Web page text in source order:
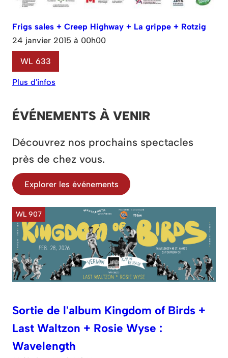
Frigs sales + Creep Highway + La grippe + Rotzig
24 janvier 2015 à 00h00
WL 633
Plus d'infos
ÉVÉNEMENTS À VENIR
Découvrez nos prochains spectacles
près de chez vous.
Explorer les événements
WL 907
Sortie de l'album Kingdom of Birds +
Last Waltzon + Rosie Wyse :
Wavelength